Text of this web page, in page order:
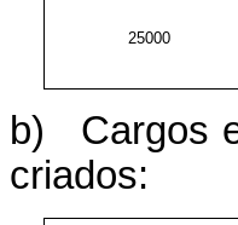
25000
b)
Cargos
criados: